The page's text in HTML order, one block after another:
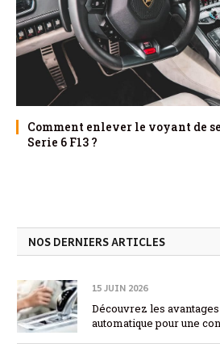
Comment enlever le voyant de
Serie 6 F13 ?
NOS DERNIERS ARTICLES
15 JUIN 2026
Découvrez les
automatique pour une